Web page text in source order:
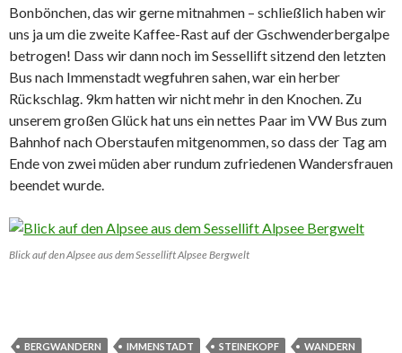
Bonbönchen, das wir gerne mitnahmen – schließlich haben wir
uns ja um die zweite Kaffee-Rast auf der Gschwenderbergalpe
betrogen! Dass wir dann noch im Sessellift sitzend den letzten
Bus nach Immenstadt wegfuhren sahen, war ein herber
Rückschlag. 9km hatten wir nicht mehr in den Knochen. Zu
unserem großen Glück hat uns ein nettes Paar im VW Bus zum
Bahnhof nach Oberstaufen mitgenommen, so dass der Tag am
Ende von zwei müden aber rundum zufriedenen Wandersfrauen
beendet wurde.
Blick auf den Alpsee aus dem Sessellift Alpsee Bergwelt
BERGWANDERN IMMENSTADT STEINEKOPF
WANDERN